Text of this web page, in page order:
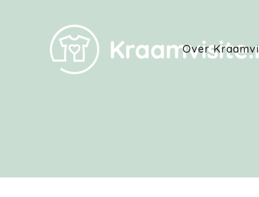
Over